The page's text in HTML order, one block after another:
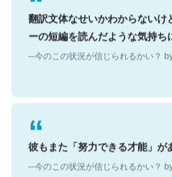
翻訳文体なせいかわからないけ
ーの短編を読んだような気持ち
彼もまた「努力できる才能」が